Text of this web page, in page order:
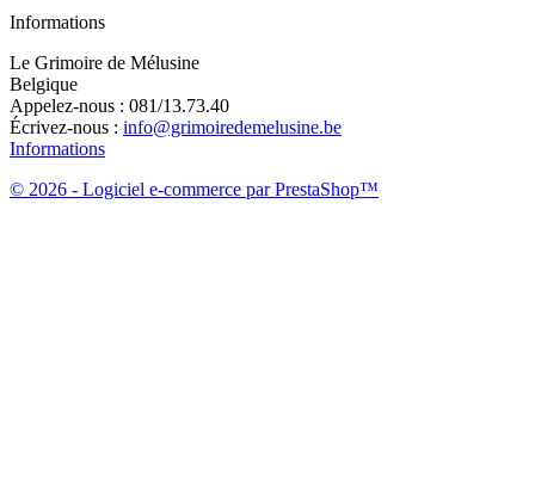
Informations
Le Grimoire de Mélusine
Belgique
Appelez-nous : 081/13.73.40
Écrivez-nous : info@grimoiredemelusine.be
Informations
© 2026 - Logiciel e-commerce par PrestaShop™